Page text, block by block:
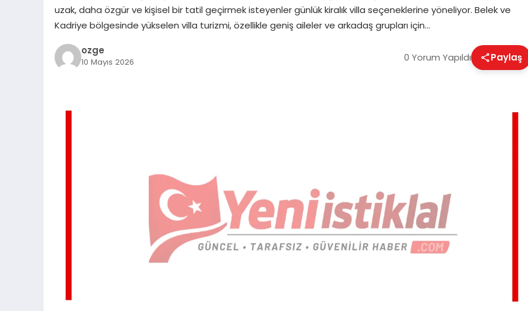
uzak, daha özgür ve kişisel bir tatil geçirmek isteyenler günlük kiralık villa seçeneklerine yöneliyor. Belek ve
Kadriye bölgesinde yükselen villa turizmi, özellikle geniş aileler ve arkadaş grupları için…
ozge
10 Mayıs 2026 0 Yorum Yapıldı Paylaş